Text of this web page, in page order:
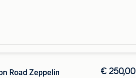
Road Zeppelin € 250,00